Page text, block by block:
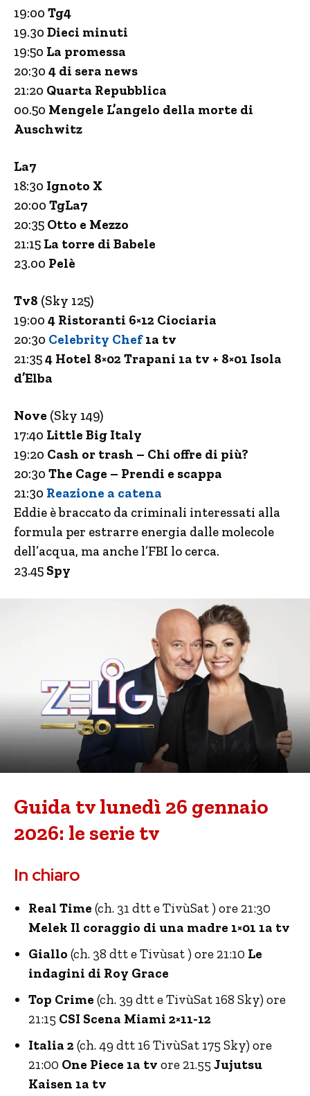
19:00 Tg4
19.30 Dieci minuti
19:50 La promessa
20:30 4 di sera news
21:20 Quarta Repubblica
00.50 Mengele L’angelo della morte di
Auschwitz
La7
18:30 Ignoto X
20:00 TgLa7
20:35 Otto e Mezzo
21:15 La torre di Babele
23.00 Pelè
Tv8 (Sky 125)
19:00 4 Ristoranti 6×12 Ciociaria
20:30 Celebrity Chef1a tv
21:354 Hotel 8×02 Trapani 1a tv + 8×01 Isola
d’Elba
Nove (Sky 149)
17:40 Little Big Italy
19:20 Cash or trash – Chi offre di più?
20:30 The Cage – Prendi e scappa
21:30 Reazione a catena
Eddie è braccato da criminali interessati alla
formula per estrarre energia dalle molecole
dell’acqua, ma anche l’FBI lo cerca.
23.45 Spy
Guida tv lunedì 26 gennaio
2026: le serie tv
In chiaro
Real Time (ch. 31 dtt e TivùSat ) ore 21:30
Melek Il coraggio di una madre 1×01 1a tv
Giallo (ch. 38 dtt e Tivùsat ) ore 21:10 Le
indagini di Roy Grace
Top Crime (ch. 39 dtt e TivùSat 168 Sky) ore
21:15 CSI Scena Miami 2×11-12
Italia 2(ch. 49 dtt 16 TivùSat 175 Sky) ore
21:00 One Piece 1a tv ore 21.55 Jujutsu
Kaisen 1a tv